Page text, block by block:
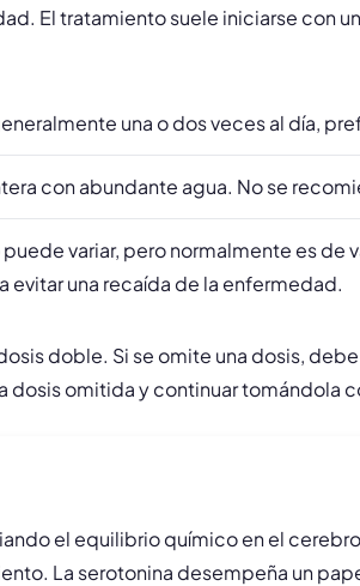
El tratamiento suele iniciarse con
una o dos veces al día,
con abundante agua. No se
variar, pero normalmente es
evitar una recaída de la enfermedad.
doble. Si se omite una dosis,
dosis omitida y continuar tomándola
el equilibrio químico en el
La serotonina desempeña un